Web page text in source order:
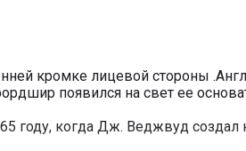
кромке лицевой стороны
появился на свет ее
году, когда Дж. Веджвуд создал